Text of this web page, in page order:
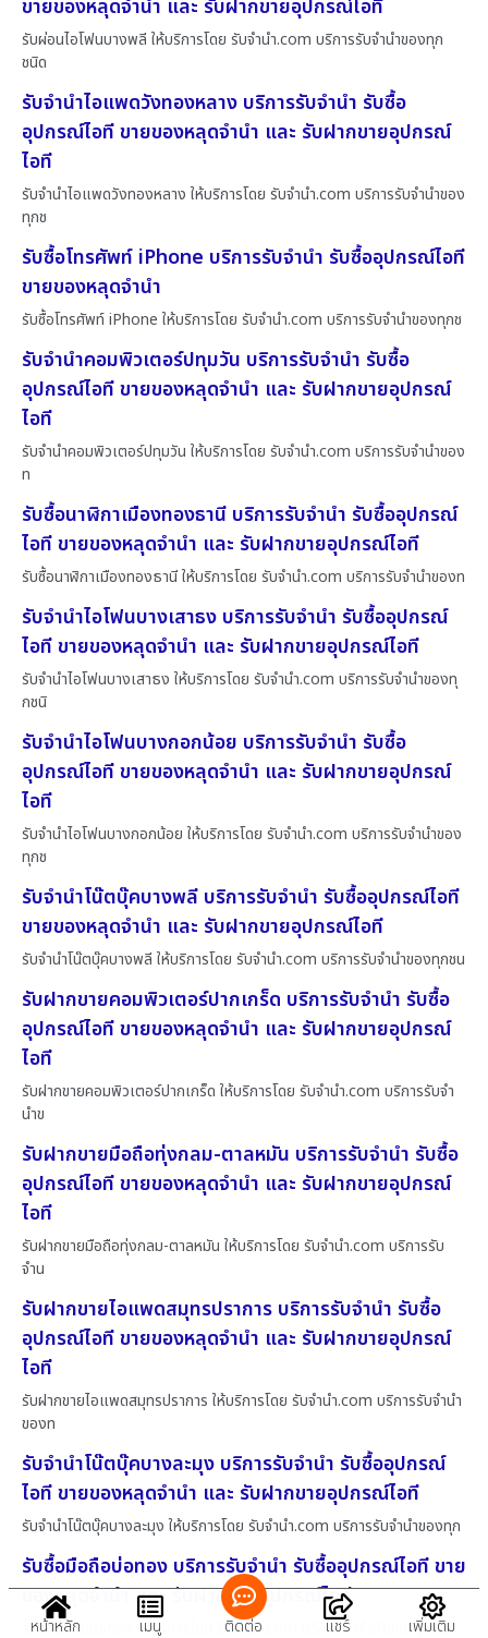
ขายของหลุดจำนำ และ รับฝากขายอุปกรณ์ไอที
รับผ่อนไอโฟนบางพลี ให้บริการโดย รับจํานํา.com บริการรับจำนำของทุก
ชนิด
รับจำนำไอแพดวังทองหลาง บริการรับจำนำ รับซื้อ
อุปกรณ์ไอที ขายของหลุดจำนำ และ รับฝากขายอุปกรณ์
ไอที
รับจำนำไอแพดวังทองหลาง ให้บริการโดย รับจํานํา.com บริการรับจำนำของ
ทุกช
รับซื้อโทรศัพท์ iPhone บริการรับจำนำ รับซื้ออุปกรณ์ไอที
ขายของหลุดจำนำ
รับซื้อโทรศัพท์ iPhone ให้บริการโดย รับจํานํา.com บริการรับจำนำของทุกช
รับจำนำคอมพิวเตอร์ปทุมวัน บริการรับจำนำ รับซื้อ
อุปกรณ์ไอที ขายของหลุดจำนำ และ รับฝากขายอุปกรณ์
ไอที
รับจำนำคอมพิวเตอร์ปทุมวัน ให้บริการโดย รับจํานํา.com บริการรับจำนำของ
ท
รับซื้อนาฬิกาเมืองทองธานี บริการรับจำนำ รับซื้ออุปกรณ์
ไอที ขายของหลุดจำนำ และ รับฝากขายอุปกรณ์ไอที
รับซื้อนาฬิกาเมืองทองธานี ให้บริการโดย รับจํานํา.com บริการรับจำนำของท
รับจำนำไอโฟนบางเสาธง บริการรับจำนำ รับซื้ออุปกรณ์
ไอที ขายของหลุดจำนำ และ รับฝากขายอุปกรณ์ไอที
รับจำนำไอโฟนบางเสาธง ให้บริการโดย รับจํานํา.com บริการรับจำนำของทุ
กชนิ
รับจำนำไอโฟนบางกอกน้อย บริการรับจำนำ รับซื้อ
อุปกรณ์ไอที ขายของหลุดจำนำ และ รับฝากขายอุปกรณ์
ไอที
รับจำนำไอโฟนบางกอกน้อย ให้บริการโดย รับจํานํา.com บริการรับจำนำของ
ทุกช
รับจำนำโน๊ตบุ๊คบางพลี บริการรับจำนำ รับซื้ออุปกรณ์ไอที
ขายของหลุดจำนำ และ รับฝากขายอุปกรณ์ไอที
รับจำนำโน๊ตบุ๊คบางพลี ให้บริการโดย รับจํานํา.com บริการรับจำนำของทุกชน
รับฝากขายคอมพิวเตอร์ปากเกร็ด บริการรับจำนำ รับซื้อ
อุปกรณ์ไอที ขายของหลุดจำนำ และ รับฝากขายอุปกรณ์
ไอที
รับฝากขายคอมพิวเตอร์ปากเกร็ด ให้บริการโดย รับจํานํา.com บริการรับจำ
นำข
รับฝากขายมือถือทุ่งกลม-ตาลหมัน บริการรับจำนำ รับซื้อ
อุปกรณ์ไอที ขายของหลุดจำนำ และ รับฝากขายอุปกรณ์
ไอที
รับฝากขายมือถือทุ่งกลม-ตาลหมัน ให้บริการโดย รับจํานํา.com บริการรับ
จำน
รับฝากขายไอแพดสมุทรปราการ บริการรับจำนำ รับซื้อ
อุปกรณ์ไอที ขายของหลุดจำนำ และ รับฝากขายอุปกรณ์
ไอที
รับฝากขายไอแพดสมุทรปราการ ให้บริการโดย รับจํานํา.com บริการรับจำนำ
ของท
รับจำนำโน๊ตบุ๊คบางละมุง บริการรับจำนำ รับซื้ออุปกรณ์
ไอที ขายของหลุดจำนำ และ รับฝากขายอุปกรณ์ไอที
รับจำนำโน๊ตบุ๊คบางละมุง ให้บริการโดย รับจํานํา.com บริการรับจำนำของทุก
รับซื้อมือถือบ่อทอง บริการรับจำนำ รับซื้ออุปกรณ์ไอที ขาย
ของหลุดจำนำ และ รับฝากขายอุปกรณ์ไอที
รับซื้อมือถือบ่อทอง ให้บริการโดย รับจํานํา.com บริการรับจำนำของทุกชนิด
หน้าหลัก เมนู ติดต่อ แชร์ เพิ่มเติม